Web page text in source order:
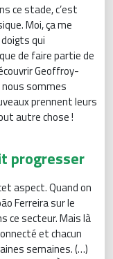
ce stade, c’est
Moi, ça me
qui
de faire partie de
Geoffroy-
nous sommes
prennent leurs
autre chose !
progresser
aspect. Quand on
Ferreira sur le
ce secteur. Mais là
et chacun
semaines. (…)